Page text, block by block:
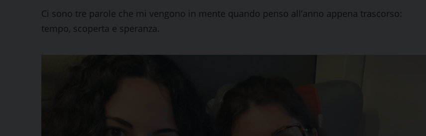
Ci sono tre parole che mi vengono in mente quando penso all’anno appena trascorso:
tempo, scoperta e speranza.